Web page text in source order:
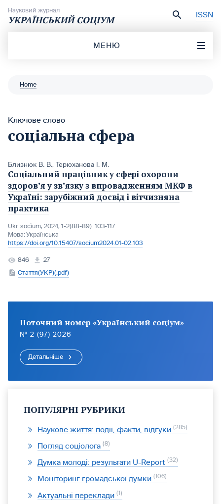
Науковий журнал
УКРАЇНСЬКИЙ СОЦІУМ ISSN
МЕНЮ
Home
Ключове слово
соціальна сфера
Близнюк В. В., Терюханова І. М.
Соціальний працівник у сфері охорони
здоров’я у зв’язку з впровадженням МКФ в
Україні: зарубіжний досвід і вітчизняна
практика
Ukr. socìum, 2024, 1-2(88-89): 103-117
Мова:Українська
https://doi.org/10.15407/socium2024.01-02.103
846
27
Стаття(УКР)(.pdf)
Поточний номер «Український соціум»
№ 2 (97) 2026
Детальніше
ПОПУЛЯРНІ РУБРИКИ
Наукове життя: події, факти, відгуки 285
Погляд соціолога 8
Думка молоді: результати U-Report 32
Моніторинг громадської думки 106
Актуальні переклади 1